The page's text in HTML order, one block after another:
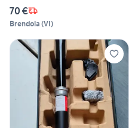
70 €
Brendola (VI)